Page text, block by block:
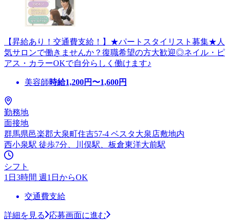
【昇給あり！交通費支給！】★パートスタイリスト募集★人
気サロンで働きませんか？復職希望の方大歓迎◎ネイル・ピ
アス・カラーOKで自分らしく働けます♪
美容師時給1,200円〜1,600円
勤務地
面接地
群馬県邑楽郡大泉町住吉57-4 ベスタ大泉店敷地内
西小泉駅 徒歩7分、川俣駅、板倉東洋大前駅
シフト
1日3時間 週1日からOK
交通費支給
詳細を見る
応募画面に進む